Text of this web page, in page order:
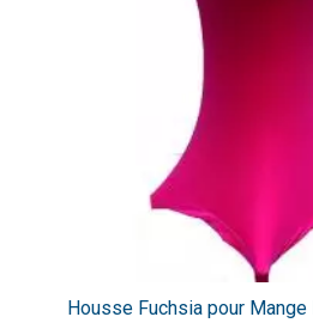
Housse Fuchsia pour